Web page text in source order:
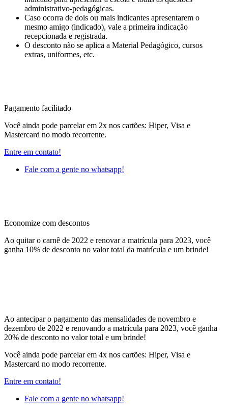
administrativo-pedagógicas.
Caso ocorra de dois ou mais indicantes apresentarem o
mesmo amigo (indicado), vale a primeira indicação
recepcionada e registrada.
O desconto não se aplica a Material Pedagógico, cursos
extras, uniformes, etc.
Pagamento facilitado
Você ainda pode parcelar em 2x nos cartões: Hiper, Visa e
Mastercard no modo recorrente.
Entre em contato!
Fale com a gente no whatsapp!
Economize com descontos
Ao quitar o carnê de 2022 e renovar a matrícula para 2023, você
ganha 10% de desconto no valor total da matrícula e um brinde!
Ao antecipar o pagamento das mensalidades de novembro e
dezembro de 2022 e renovando a matrícula para 2023, você ganha
20% de desconto no valor total e um brinde!
Você ainda pode parcelar em 4x nos cartões: Hiper, Visa e
Mastercard no modo recorrente.
Entre em contato!
Fale com a gente no whatsapp!